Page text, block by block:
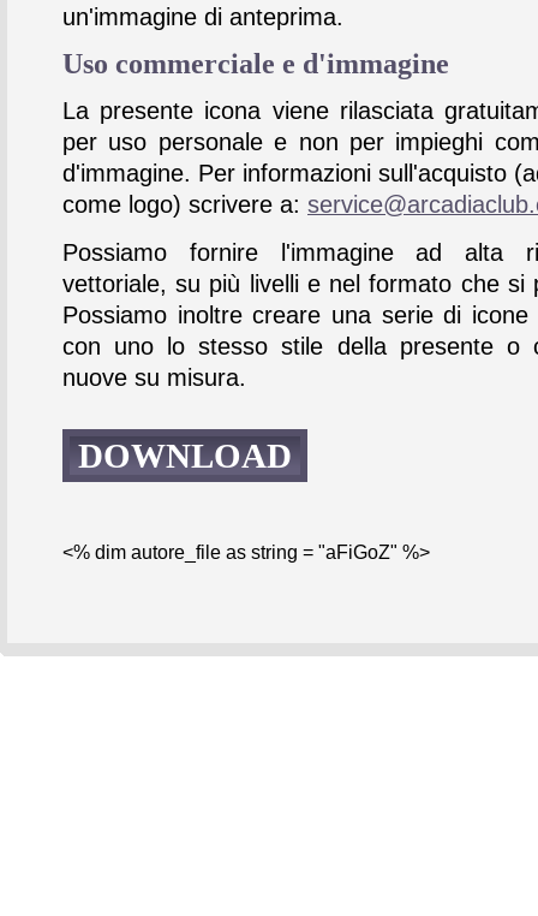
un'immagine di anteprima.
Uso commerciale e d'immagine
La presente icona viene rilasciata
per uso personale e non per impieghi
d'immagine. Per informazioni sull'acquisto
come logo) scrivere a:
Possiamo fornire l'immagine ad alta
vettoriale, su più livelli e nel formato che si
Possiamo inoltre creare una serie di icone
con uno lo stesso stile della presente o
nuove su misura.
DOWNLOAD
<% dim autore_file as string = "aFiGoZ" %>